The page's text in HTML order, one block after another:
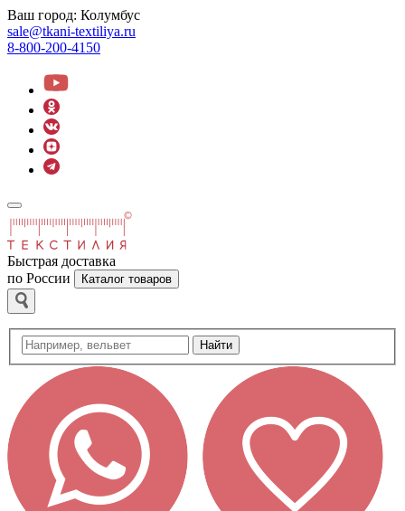
Ваш город: Колумбус
sale@tkani-textiliya.ru
8-800-200-4150
Быстрая доставка
по России
Каталог товаров
Найти